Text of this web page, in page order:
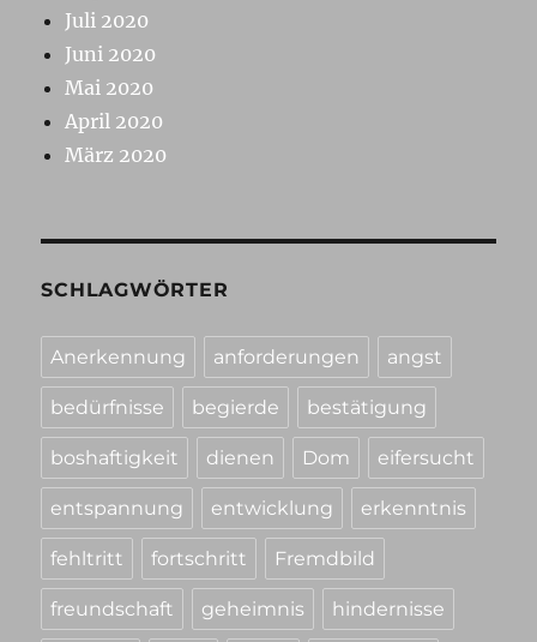
Juli 2020
Juni 2020
Mai 2020
April 2020
März 2020
SCHLAGWÖRTER
Anerkennung anforderungen angst
bedürfnisse begierde bestätigung
boshaftigkeit dienen Dom eifersucht
entspannung entwicklung erkenntnis
fehltritt fortschritt Fremdbild
freundschaft geheimnis hindernisse